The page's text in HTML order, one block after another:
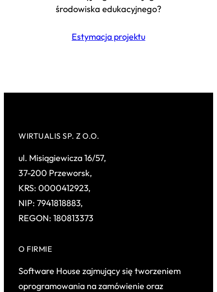
środowiska edukacyjnego?
Estymacja projektu
WIRTUALIS SP. Z O.O.
ul. Misiągiewicza 16/57,
37-200 Przeworsk,
KRS: 0000412923,
NIP: 7941818883,
REGON: 180813373
O FIRMIE
Software House zajmujący się tworzeniem
oprogramowania na zamówienie oraz